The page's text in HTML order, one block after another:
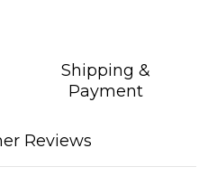
Shipping &
Payment
Reviews